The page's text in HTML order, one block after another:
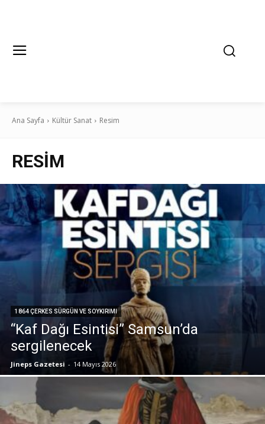
Ana Sayfa Kültür Sanat Resim
RESIM
1864 ÇERKES SÜRGÜN VE SOYKIRIMI
“Kaf Dağı Esintisi” Samsun’da
sergilenecek
Jineps Gazetesi - 14 Mayıs 2026